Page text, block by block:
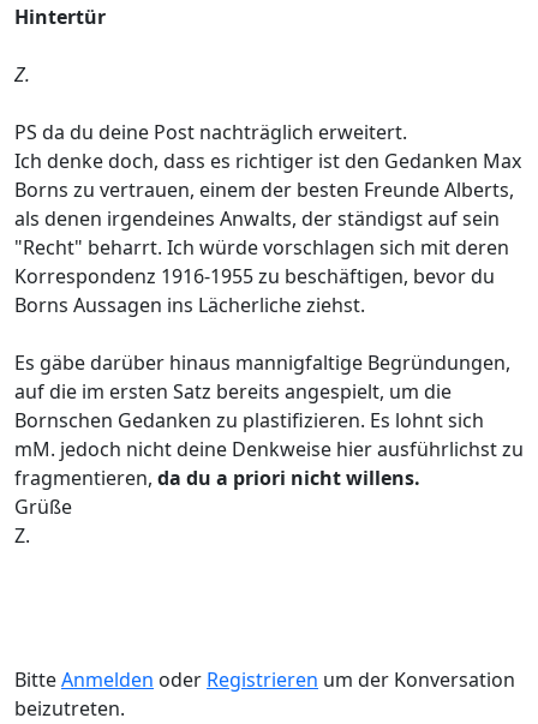
Hintertür
Z.
PS da du deine Post nachträglich erweitert.
Ich denke doch, dass es richtiger ist den Gedanken Max
Borns zu vertrauen, einem der besten Freunde Alberts,
als denen irgendeines Anwalts, der ständigst auf sein
"Recht" beharrt. Ich würde vorschlagen sich mit deren
Korrespondenz 1916-1955 zu beschäftigen, bevor du
Borns Aussagen ins Lächerliche ziehst.
Es gäbe darüber hinaus mannigfaltige Begründungen,
auf die im ersten Satz bereits angespielt, um die
Bornschen Gedanken zu plastifizieren. Es lohnt sich
mM. jedoch nicht deine Denkweise hier ausführlichst zu
fragmentieren, da du a priori nicht willens.
Grüße
Z.
BitteAnmelden oder Registrieren um der Konversation
beizutreten.